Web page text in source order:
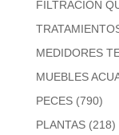
FILTRACION
MEDIDORES
MUEBLES
PECES (790)
PLANTAS (218)